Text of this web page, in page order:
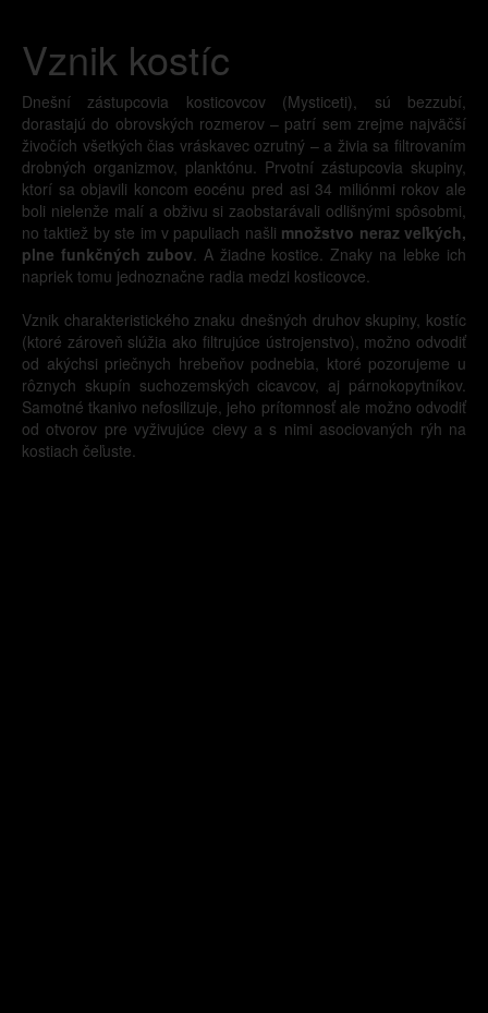
Vznik kostíc
Dnešní zástupcovia kosticovcov (Mysticeti), sú bezzubí,
dorastajú do obrovských rozmerov – patrí sem zrejme najväčší
živočích všetkých čias vráskavec ozrutný – a živia sa filtrovaním
drobných organizmov, planktónu. Prvotní zástupcovia skupiny,
ktorí sa objavili koncom eocénu pred asi 34 miliónmi rokov ale
boli nielenže malí a obživu si zaobstarávali odlišnými spôsobmi,
no taktiež by ste im v papuliach našli množstvo neraz veľkých,
plne funkčných zubov . A žiadne kostice. Znaky na lebke ich
napriek tomu jednoznačne radia medzi kosticovce.
Vznik charakteristického znaku dnešných druhov skupiny, kostíc
(ktoré zároveň slúžia ako filtrujúce ústrojenstvo), možno odvodiť
od akýchsi priečnych hrebeňov podnebia, ktoré pozorujeme u
rôznych skupín suchozemských cicavcov, aj párnokopytníkov.
Samotné tkanivo nefosilizuje, jeho prítomnosť ale možno odvodiť
od otvorov pre vyživujúce cievy a s nimi asociovaných rýh na
kostiach čeľuste.